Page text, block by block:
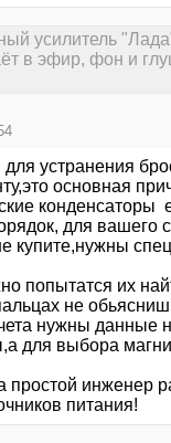
усилитель
в эфир, фон и
устранения
основная
конденсаторы
для вашего
купите,нужны
попытатся их
не
нужны данные
для выбора
простой инженер
питания!